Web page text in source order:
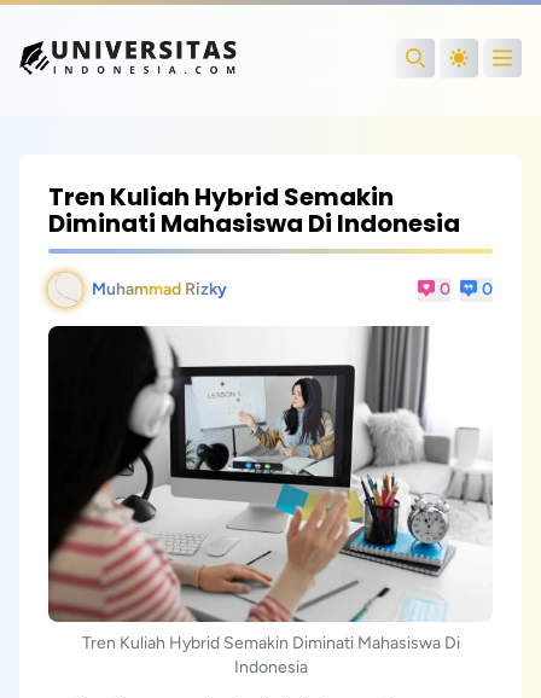
Search
Tren Kuliah Hybrid Semakin
Diminati Mahasiswa Di Indonesia
Muhammad Rizky 0 0
Tren Kuliah Hybrid Semakin Diminati Mahasiswa Di
Indonesia